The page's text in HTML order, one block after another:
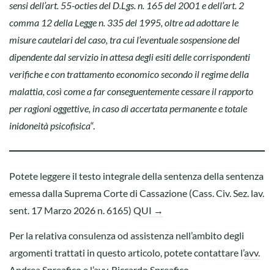
sensi dell’art. 55-octies del D.Lgs. n. 165 del 2001 e dell’art. 2
comma 12 della Legge n. 335 del 1995, oltre ad adottare le
misure cautelari del caso, tra cui l’eventuale sospensione del
dipendente dal servizio in attesa degli esiti delle corrispondenti
verifiche e con trattamento economico secondo il regime della
malattia, così come a far conseguentemente cessare il rapporto
per ragioni oggettive, in caso di accertata permanente e totale
inidoneità psicofisica“.
Potete leggere il testo integrale della sentenza della sentenza
emessa dalla Suprema Corte di Cassazione (Cass. Civ. Sez. lav.
sent. 17 Marzo 2026 n. 6165) QUI →
Per la relativa consulenza od assistenza nell’ambito degli
argomenti trattati in questo articolo, potete contattare l’avv.